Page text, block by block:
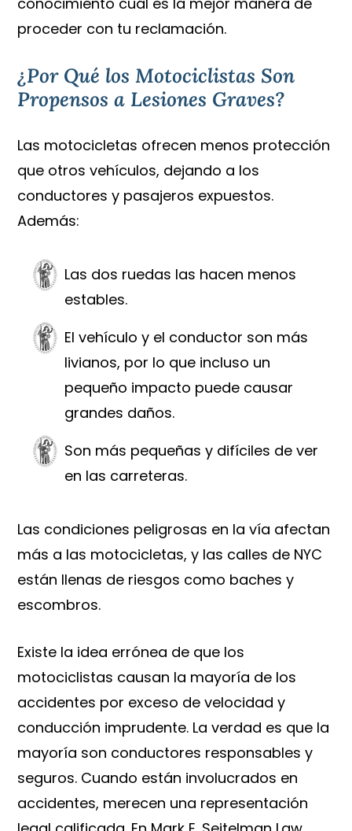
proceder con tu reclamación.
¿Por Qué los Motociclistas Son
Propensos a Lesiones Graves?
Las motocicletas ofrecen menos protección
que otros vehículos, dejando a los
conductores y pasajeros expuestos.
Además:
Las dos ruedas las hacen menos
estables.
El vehículo y el conductor son más
livianos, por lo que incluso un
pequeño impacto puede causar
grandes daños.
Son más pequeñas y difíciles de ver
en las carreteras.
Las condiciones peligrosas en la vía afectan
más a las motocicletas, y las calles de NYC
están llenas de riesgos como baches y
escombros.
Existe la idea errónea de que los
motociclistas causan la mayoría de los
accidentes por exceso de velocidad y
conducción imprudente. La verdad es que la
mayoría son conductores responsables y
seguros. Cuando están involucrados en
accidentes, merecen una representación